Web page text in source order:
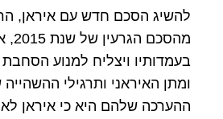
להשיג הסכם חדש עם איראן,
בעמדותיו ויצליח למנוע
ומתן האיראני ותרגילי
ההערכה שלהם היא כי איראן